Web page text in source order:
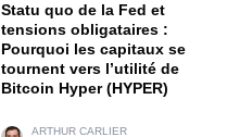
Statu quo de la Fed et
tensions obligataires :
Pourquoi les capitaux se
tournent vers l’utilité de
Bitcoin Hyper (HYPER)
ARTHUR CARLIER